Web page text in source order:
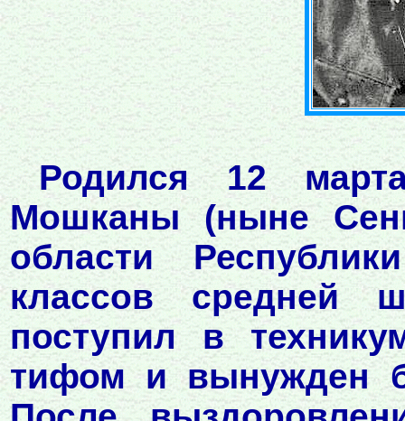
Родился 12
Мошканы (ныне
области
классов средней
поступил в
тифом и вынужден